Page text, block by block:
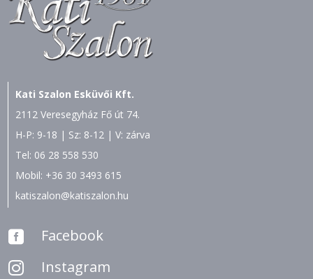
Kati Szalon Esküvői Kft.
2112 Veresegyház Fő út 74.
H-P: 9-18 | Sz: 8-12 | V: zárva
Tel: 06 28 558 530
Mobil: +36 30 3493 615
katiszalon@katiszalon.hu
 Facebook
 Instagram